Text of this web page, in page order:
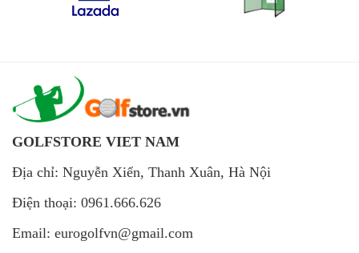
GOLFSTORE VIET NAM
Địa chỉ: Nguyễn Xiển, Thanh Xuân, Hà Nội
Điện thoại: 0961.666.626
Email: eurogolfvn@gmail.com